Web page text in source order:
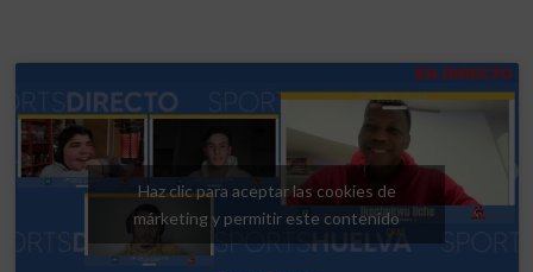
Haz clic para aceptar las cookies de
márketing y permitir este contenido